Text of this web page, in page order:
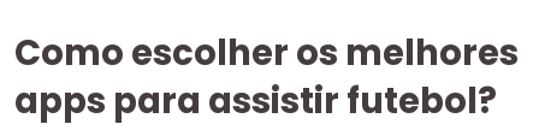
Como escolher os melhores
apps para assistir futebol?